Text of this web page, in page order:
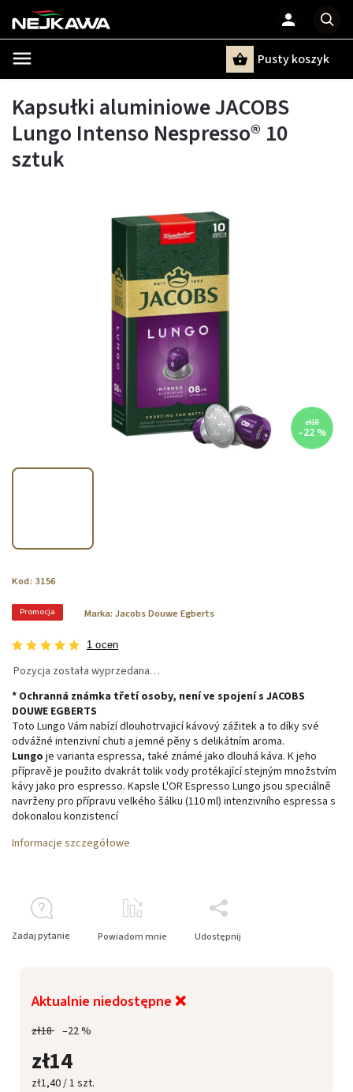
Pusty koszyk
Kapsułki aluminiowe JACOBS
Lungo Intenso Nespresso® 10
sztuk
zł18
–22 %
Kod: 3156
Promocja
1 ocen
Marka: Jacobs Douwe Egberts
zł18 –22 %
zł14
zł1,40 / 1 szt.
Aktualnie niedostępne ❌
Pozycja została wyprzedana…
* Ochranná známka třetí osoby, není ve spojení s JACOBS
DOUWE EGBERTS
Toto Lungo Vám nabízí dlouhotrvajicí kávový zážitek a to díky své
odvážné intenzivní chuti a jemné pěny s delikátním aroma.
Lungo je varianta espressa, také známé jako dlouhá káva. K jeho
přípravě je použito dvakrát tolik vody protékající stejným množstvím
kávy jako pro espresso. Kapsle L'OR Espresso Lungo jsou speciálně
navrženy pro přípravu velkého šálku (110 ml) intenzivního espressa s
dokonalou konzistencí
Informacje szczegółowe
Zadaj pytanie Powiadom mnie Udostępnij